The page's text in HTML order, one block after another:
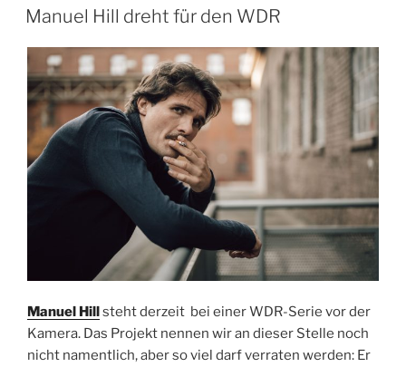
AM
Manuel Hill dreht für den WDR
Manuel Hillsteht derzeit bei einer WDR-Serie vor der
Kamera. Das Projekt nennen wir an dieser Stelle noch
nicht namentlich, aber so viel darf verraten werden: Er